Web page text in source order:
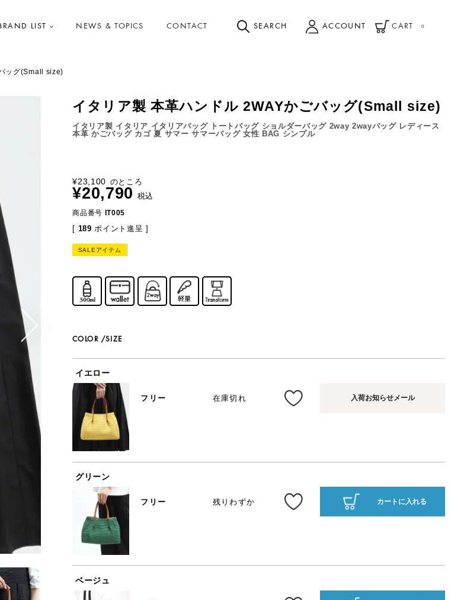
LIST NEWS & TOPICS CONTACT SEARCH ACCOUNT CART 0
ッグ(Small size)
イタリア製 イタリア イタリアバッグ トートバッグ ショルダーバッグ 2way 2wayバッグ レディース
本革 かごバッグ カゴ 夏 サマー サマーバッグ 女性 BAG シンプル
イタリア製 本革ハンドル 2WAYかごバッグ(Small size)
¥23,100 のところ
¥20,790 税込
商品番号 IT005
[ 189 ポイント進呈 ]
SALEアイテム
COLOR SIZE
イエロー
フリー 在庫切れ 入荷お知らせメール
グリーン
フリー 残りわずか カートに入れる
ベージュ